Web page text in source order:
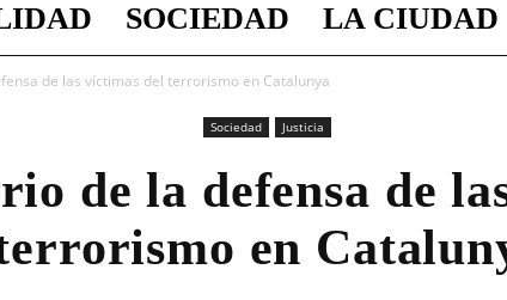
Diario
SOCIEDAD LA CIUDAD
de las víctimas del terrorismo en Catalunya
Sociedad Justicia
de la defensa de
en